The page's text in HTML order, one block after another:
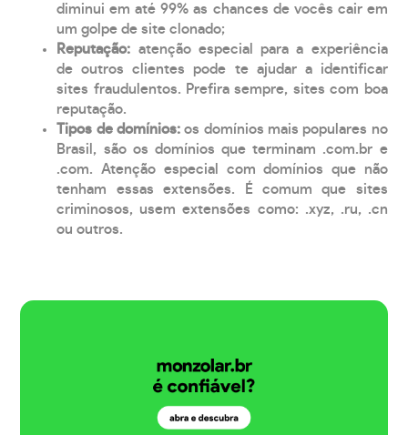
diminui em até 99% as chances de vocês cair em
um golpe de site clonado;
Reputação: atenção especial para a experiência
de outros clientes pode te ajudar a identificar
sites fraudulentos. Prefira sempre, sites com boa
reputação.
Tipos de domínios:os domínios mais populares no
Brasil, são os domínios que terminam .com.br e
.com. Atenção especial com domínios que não
tenham essas extensões. É comum que sites
criminosos, usem extensões como: .xyz, .ru, .cn
ou outros.